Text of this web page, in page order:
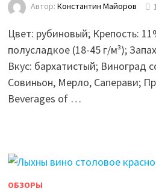
Автор: Константин Майоров
Цвет: рубиновый; Крепость:
полусладкое (18-45 г/м³);­­
Вкус: бархатистый; Виноград
Совиньон, Мерло, Саперави;
Beverages of …
ОБЗОРЫ